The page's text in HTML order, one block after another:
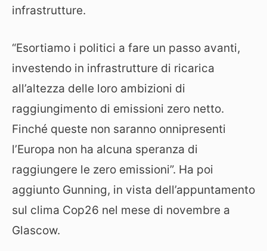
infrastrutture.
“Esortiamo i politici a fare un passo avanti,
investendo in infrastrutture di ricarica
all’altezza delle loro ambizioni di
raggiungimento di emissioni zero netto.
Finché queste non saranno onnipresenti
l’Europa non ha alcuna speranza di
raggiungere le zero emissioni”. Ha poi
aggiunto Gunning, in vista dell’appuntamento
sul clima Cop26 nel mese di novembre a
Glascow.